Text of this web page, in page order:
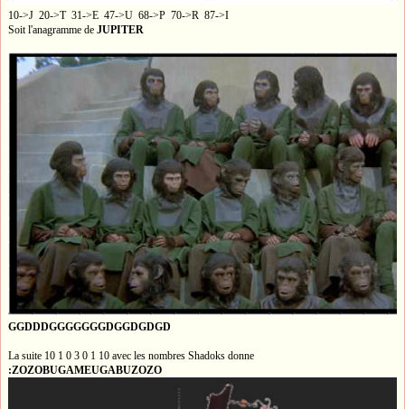
10->J 20->T 31->E 47->U 68->P 70->R 87->I
Soit l'anagramme de JUPITER
GGDDDGGGGGGGDGGDGDGD
La suite 10 1 0 3 0 1 10 avec les nombres Shadoks donne
:ZOZOBUGAMEUGABUZOZO